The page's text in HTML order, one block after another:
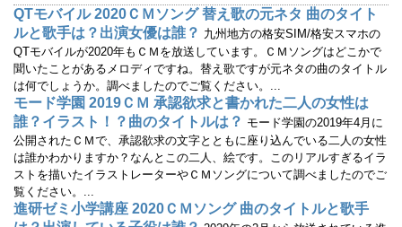
ン
ド
ウ
で
開
き
ま
す
)
QTモバイル 2020ＣＭソング 替え歌の元ネタ 曲のタイト
ルと歌手は？出演女優は誰？ 九州地方の格安SIM/格安スマホの
QTモバイルが2020年もＣＭを放送しています。ＣＭソングはどこかで
聞いたことがあるメロディですね。替え歌ですが元ネタの曲のタイトル
は何でしょうか。調べましたのでご覧ください。...
モード学園 2019ＣＭ 承認欲求と書かれた二人の女性は
誰？イラスト！？曲のタイトルは？ モード学園の2019年4月に
公開されたＣＭで、承認欲求の文字とともに座り込んでいる二人の女性
は誰かわかりますか？なんとこの二人、絵です。このリアルすぎるイラ
ストを描いたイラストレーターやＣＭソングについて調べましたのでご
覧ください。...
進研ゼミ小学講座 2020ＣＭソング 曲のタイトルと歌手